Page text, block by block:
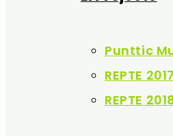
Punttic
REPTE
REPTE